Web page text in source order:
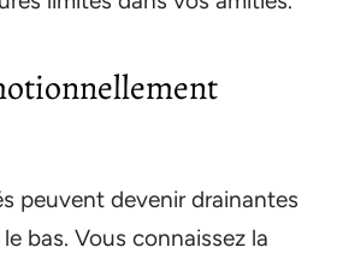
peuvent devenir drainantes
bas. Vous connaissez la